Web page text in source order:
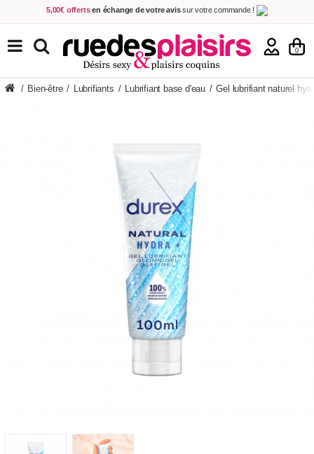
5,00€ offerts en échange de votre avissur votre commande !
Achetez aujourd'hui. Décidez quand payer !
Livraison en 48h
au prix de 2,90 € ! (Offerte dès 69,00€ d'achat)
0
TOUS NOS PRODUITS
/ Bien-être / Lubrifiants / Lubrifiant base d'eau / Gel lubrifiant naturel